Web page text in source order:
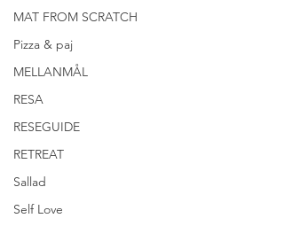
MAT FROM SCRATCH
Pizza & paj
MELLANMÅL
RESA
RESEGUIDE
RETREAT
Sallad
Self Love